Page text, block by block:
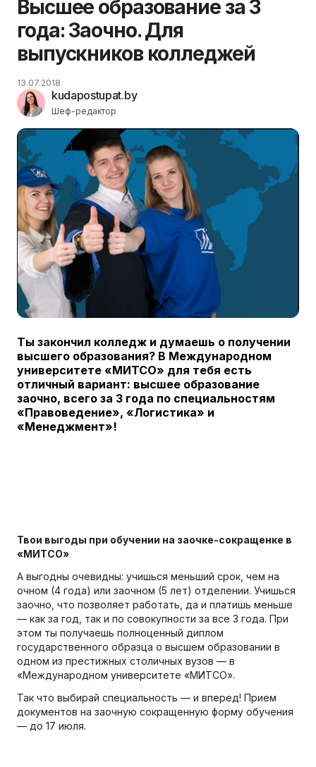
Высшее образование за 3
года: Заочно. Для
выпускников колледжей
kudapostupat.by
Шеф-редактор
13.07.2018
Ты закончил колледж и думаешь о получении
высшего образования? В Международном
университете «МИТСО» для тебя есть
отличный вариант: высшее образование
заочно, всего за 3 года по специальностям
«Правоведение», «Логистика» и
«Менеджмент»!
Твои выгоды при обучении на заочке-сокращенке в
«МИТСО»
А выгодны очевидны: учишься меньший срок, чем на
очном (4 года) или заочном (5 лет) отделении. Учишься
заочно, что позволяет работать, да и платишь меньше
— как за год, так и по совокупности за все 3 года. При
этом ты получаешь полноценный диплом
государственного образца о высшем образовании в
одном из престижных столичных вузов — в
«Международном университете «МИТСО».
Так что выбирай специальность — и вперед! Прием
документов на заочную сокращенную форму обучения
— до 17 июля.